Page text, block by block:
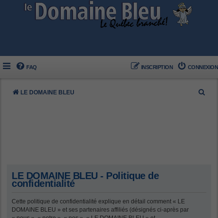
FAQ CONNEXION
INSCRIPTION
LE DOMAINE BLEU
LE DOMAINE BLEU - Politique de
confidentialité
Cette politique de confidentialité explique en détail comment « LE
DOMAINE BLEU » et ses partenaires affiliés (désignés ci-après par